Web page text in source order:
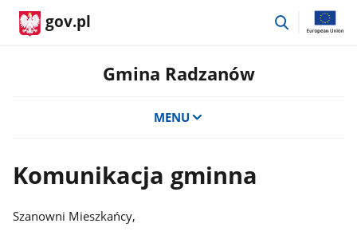
gov.pl
przejdź
Gmina Radzanów
MENU
Komunikacja gminna
Szanowni Mieszkańcy,